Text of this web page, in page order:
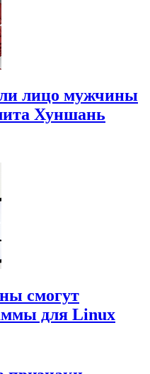
лицо мужчины
Хуншань
смогут
для Linux